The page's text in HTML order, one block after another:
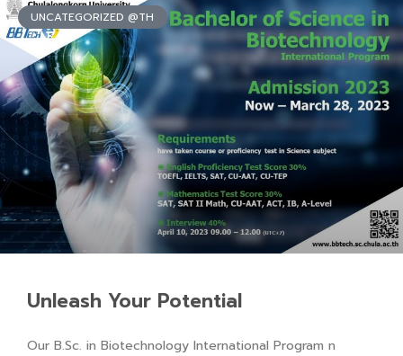
UNCATEGORIZED @TH
Unleash Your Potential
Our B.Sc. in Biotechnology International Program n